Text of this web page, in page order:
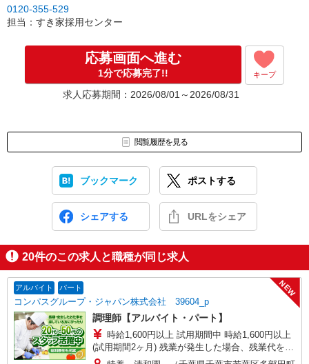
0120-355-529
担当：すき家採用センター
応募画面へ進む
1分で応募完了!! キープ
求人応募期間：2026/08/01～2026/08/31
閲覧履歴を見る
ブックマーク ポストする
シェアする URLをシェア
20件のこの求人と職種が同じ求人
アルバイト パート
コンパスグループ・ジャパン株式会社 39604_p
NEW
調理師【アルバイト・パート】
時給1,600円以上 試用期間中 時給1,600円以上
(試用期間2ヶ月) 残業が発生した場合、残業代を1
分単位で別途支給します。